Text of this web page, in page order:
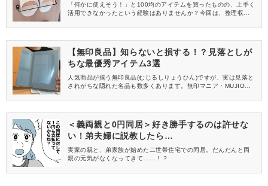
「何かに使えそう！」と100均のアイテムを買ったものの、上手く
活用できなかったという経験はありませんか？今回は、整理収納
ル「かぞく収納CHANNEL / 赤工友里Official」の動画の中から、
【無印良品】知らないと損する！？見落としが
ちな最優秀アイテム3選
人気商品が揃う無印良品(むじるしりょうひん)ですが、実は見落と
されがちな隠れた名品も数多くあります。無印マニア・MUJIOのY
ら、今回は無印良品の優秀アイテムをご紹介します。
＜義両親と0円同居＞好き勝手するのは許せな
い！弟夫婦に説教したら…
実家の親と、弟家族が始めた二世帯住宅での同居。だんだんと両
親の元気がなくなってきて……！？